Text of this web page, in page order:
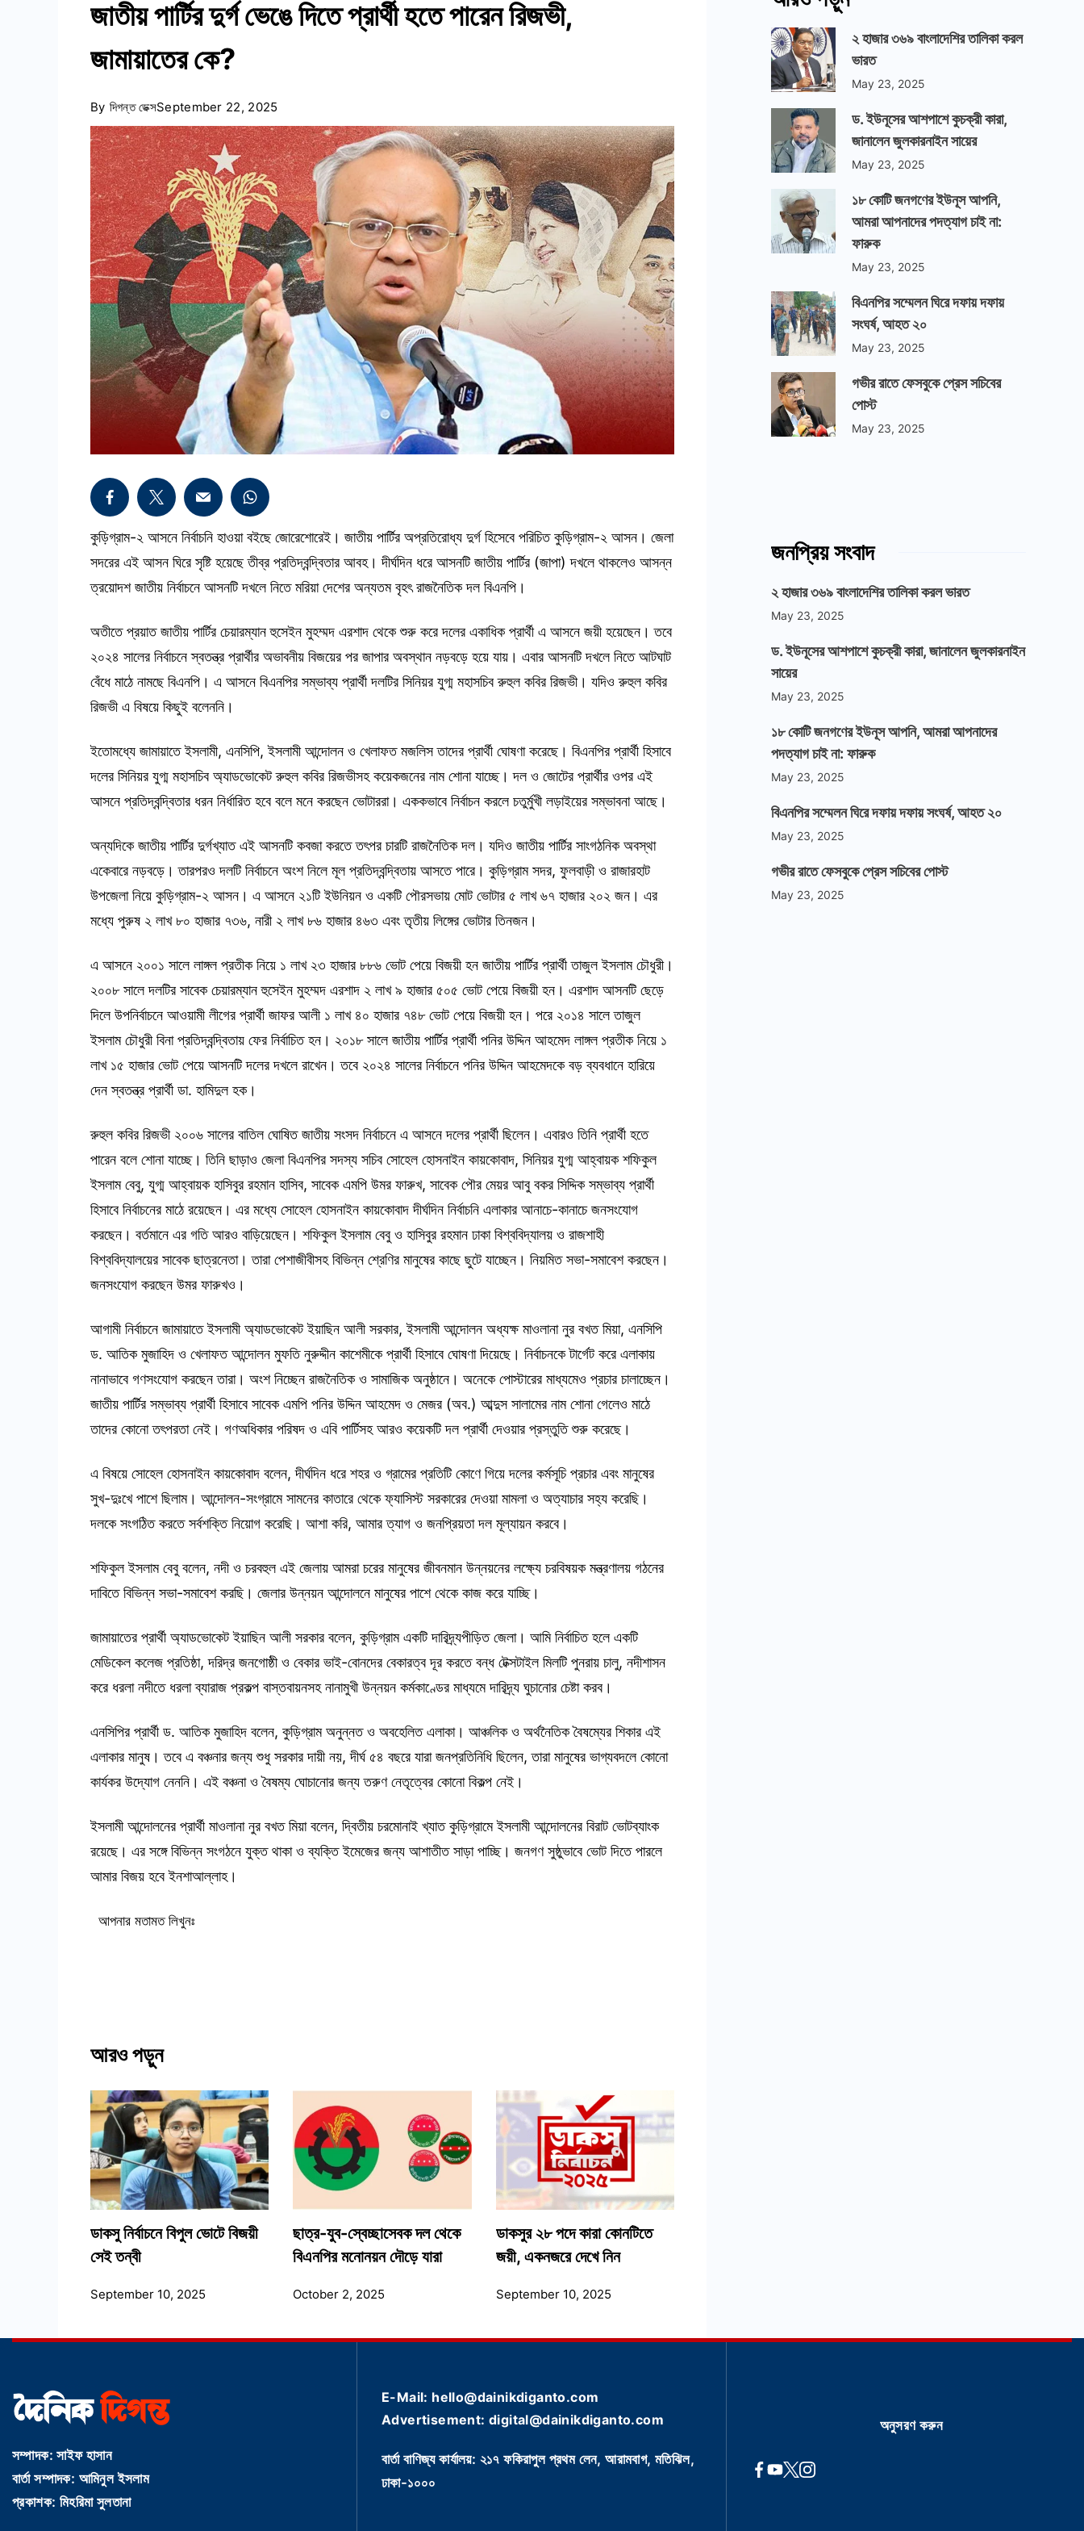
জাতীয় পার্টির দুর্গ ভেঙে দিতে প্রার্থী হতে পারেন রিজভী,
জামায়াতের কে?
By দিগন্ত ডেক্সSeptember 22, 2025
কুড়িগ্রাম-২ আসনে নির্বাচনি হাওয়া বইছে জোরেশোরেই। জাতীয় পার্টির অপ্রতিরোধ্য দুর্গ হিসেবে পরিচিত কুড়িগ্রাম-২ আসন। জেলা
সদরের এই আসন ঘিরে সৃষ্টি হয়েছে তীব্র প্রতিদ্বন্দ্বিতার আবহ। দীর্ঘদিন ধরে আসনটি জাতীয় পার্টির (জাপা) দখলে থাকলেও আসন্ন
ত্রয়োদশ জাতীয় নির্বাচনে আসনটি দখলে নিতে মরিয়া দেশের অন্যতম বৃহৎ রাজনৈতিক দল বিএনপি।
অতীতে প্রয়াত জাতীয় পার্টির চেয়ারম্যান হুসেইন মুহম্মদ এরশাদ থেকে শুরু করে দলের একাধিক প্রার্থী এ আসনে জয়ী হয়েছেন। তবে
২০২৪ সালের নির্বাচনে স্বতন্ত্র প্রার্থীর অভাবনীয় বিজয়ের পর জাপার অবস্থান নড়বড়ে হয়ে যায়। এবার আসনটি দখলে নিতে আটঘাট
বেঁধে মাঠে নামছে বিএনপি। এ আসনে বিএনপির সম্ভাব্য প্রার্থী দলটির সিনিয়র যুগ্ম মহাসচিব রুহুল কবির রিজভী। যদিও রুহুল কবির
রিজভী এ বিষয়ে কিছুই বলেননি।
ইতোমধ্যে জামায়াতে ইসলামী, এনসিপি, ইসলামী আন্দোলন ও খেলাফত মজলিস তাদের প্রার্থী ঘোষণা করেছে। বিএনপির প্রার্থী হিসাবে
দলের সিনিয়র যুগ্ম মহাসচিব অ্যাডভোকেট রুহুল কবির রিজভীসহ কয়েকজনের নাম শোনা যাচ্ছে। দল ও জোটের প্রার্থীর ওপর এই
আসনে প্রতিদ্বন্দ্বিতার ধরন নির্ধারিত হবে বলে মনে করছেন ভোটাররা। এককভাবে নির্বাচন করলে চতুর্মুখী লড়াইয়ের সম্ভাবনা আছে।
অন্যদিকে জাতীয় পার্টির দুর্গখ্যাত এই আসনটি কবজা করতে তৎপর চারটি রাজনৈতিক দল। যদিও জাতীয় পার্টির সাংগঠনিক অবস্থা
একেবারে নড়বড়ে। তারপরও দলটি নির্বাচনে অংশ নিলে মূল প্রতিদ্বন্দ্বিতায় আসতে পারে। কুড়িগ্রাম সদর, ফুলবাড়ী ও রাজারহাট
উপজেলা নিয়ে কুড়িগ্রাম-২ আসন। এ আসনে ২১টি ইউনিয়ন ও একটি পৌরসভায় মোট ভোটার ৫ লাখ ৬৭ হাজার ২০২ জন। এর
মধ্যে পুরুষ ২ লাখ ৮০ হাজার ৭৩৬, নারী ২ লাখ ৮৬ হাজার ৪৬৩ এবং তৃতীয় লিঙ্গের ভোটার তিনজন।
এ আসনে ২০০১ সালে লাঙ্গল প্রতীক নিয়ে ১ লাখ ২৩ হাজার ৮৮৬ ভোট পেয়ে বিজয়ী হন জাতীয় পার্টির প্রার্থী তাজুল ইসলাম চৌধুরী।
২০০৮ সালে দলটির সাবেক চেয়ারম্যান হুসেইন মুহম্মদ এরশাদ ২ লাখ ৯ হাজার ৫০৫ ভোট পেয়ে বিজয়ী হন। এরশাদ আসনটি ছেড়ে
দিলে উপনির্বাচনে আওয়ামী লীগের প্রার্থী জাফর আলী ১ লাখ ৪০ হাজার ৭৪৮ ভোট পেয়ে বিজয়ী হন। পরে ২০১৪ সালে তাজুল
ইসলাম চৌধুরী বিনা প্রতিদ্বন্দ্বিতায় ফের নির্বাচিত হন। ২০১৮ সালে জাতীয় পার্টির প্রার্থী পনির উদ্দিন আহমেদ লাঙ্গল প্রতীক নিয়ে ১
লাখ ১৫ হাজার ভোট পেয়ে আসনটি দলের দখলে রাখেন। তবে ২০২৪ সালের নির্বাচনে পনির উদ্দিন আহমেদকে বড় ব্যবধানে হারিয়ে
দেন স্বতন্ত্র প্রার্থী ডা. হামিদুল হক।
রুহুল কবির রিজভী ২০০৬ সালের বাতিল ঘোষিত জাতীয় সংসদ নির্বাচনে এ আসনে দলের প্রার্থী ছিলেন। এবারও তিনি প্রার্থী হতে
পারেন বলে শোনা যাচ্ছে। তিনি ছাড়াও জেলা বিএনপির সদস্য সচিব সোহেল হোসনাইন কায়কোবাদ, সিনিয়র যুগ্ম আহ্বায়ক শফিকুল
ইসলাম বেবু, যুগ্ম আহ্বায়ক হাসিবুর রহমান হাসিব, সাবেক এমপি উমর ফারুখ, সাবেক পৌর মেয়র আবু বকর সিদ্দিক সম্ভাব্য প্রার্থী
হিসাবে নির্বাচনের মাঠে রয়েছেন। এর মধ্যে সোহেল হোসনাইন কায়কোবাদ দীর্ঘদিন নির্বাচনি এলাকার আনাচে-কানাচে জনসংযোগ
করছেন। বর্তমানে এর গতি আরও বাড়িয়েছেন। শফিকুল ইসলাম বেবু ও হাসিবুর রহমান ঢাকা বিশ্ববিদ্যালয় ও রাজশাহী
বিশ্ববিদ্যালয়ের সাবেক ছাত্রনেতা। তারা পেশাজীবীসহ বিভিন্ন শ্রেণির মানুষের কাছে ছুটে যাচ্ছেন। নিয়মিত সভা-সমাবেশ করছেন।
জনসংযোগ করছেন উমর ফারুখও।
আগামী নির্বাচনে জামায়াতে ইসলামী অ্যাডভোকেট ইয়াছিন আলী সরকার, ইসলামী আন্দোলন অধ্যক্ষ মাওলানা নুর বখত মিয়া, এনসিপি
ড. আতিক মুজাহিদ ও খেলাফত আন্দোলন মুফতি নুরুদ্দীন কাশেমীকে প্রার্থী হিসাবে ঘোষণা দিয়েছে। নির্বাচনকে টার্গেট করে এলাকায়
নানাভাবে গণসংযোগ করছেন তারা। অংশ নিচ্ছেন রাজনৈতিক ও সামাজিক অনুষ্ঠানে। অনেকে পোস্টারের মাধ্যমেও প্রচার চালাচ্ছেন।
জাতীয় পার্টির সম্ভাব্য প্রার্থী হিসাবে সাবেক এমপি পনির উদ্দিন আহমেদ ও মেজর (অব.) আব্দুস সালামের নাম শোনা গেলেও মাঠে
তাদের কোনো তৎপরতা নেই। গণঅধিকার পরিষদ ও এবি পার্টিসহ আরও কয়েকটি দল প্রার্থী দেওয়ার প্রস্তুতি শুরু করেছে।
এ বিষয়ে সোহেল হোসনাইন কায়কোবাদ বলেন, দীর্ঘদিন ধরে শহর ও গ্রামের প্রতিটি কোণে গিয়ে দলের কর্মসূচি প্রচার এবং মানুষের
সুখ-দুঃখে পাশে ছিলাম। আন্দোলন-সংগ্রামে সামনের কাতারে থেকে ফ্যাসিস্ট সরকারের দেওয়া মামলা ও অত্যাচার সহ্য করেছি।
দলকে সংগঠিত করতে সর্বশক্তি নিয়োগ করেছি। আশা করি, আমার ত্যাগ ও জনপ্রিয়তা দল মূল্যায়ন করবে।
শফিকুল ইসলাম বেবু বলেন, নদী ও চরবহুল এই জেলায় আমরা চরের মানুষের জীবনমান উন্নয়নের লক্ষ্যে চরবিষয়ক মন্ত্রণালয় গঠনের
দাবিতে বিভিন্ন সভা-সমাবেশ করছি। জেলার উন্নয়ন আন্দোলনে মানুষের পাশে থেকে কাজ করে যাচ্ছি।
জামায়াতের প্রার্থী অ্যাডভোকেট ইয়াছিন আলী সরকার বলেন, কুড়িগ্রাম একটি দারিদ্র্যপীড়িত জেলা। আমি নির্বাচিত হলে একটি
মেডিকেল কলেজ প্রতিষ্ঠা, দরিদ্র জনগোষ্ঠী ও বেকার ভাই-বোনদের বেকারত্ব দূর করতে বন্ধ টেক্সটাইল মিলটি পুনরায় চালু, নদীশাসন
করে ধরলা নদীতে ধরলা ব্যারাজ প্রকল্প বাস্তবায়নসহ নানামুখী উন্নয়ন কর্মকাণ্ডের মাধ্যমে দারিদ্র্য ঘুচানোর চেষ্টা করব।
এনসিপির প্রার্থী ড. আতিক মুজাহিদ বলেন, কুড়িগ্রাম অনুন্নত ও অবহেলিত এলাকা। আঞ্চলিক ও অর্থনৈতিক বৈষম্যের শিকার এই
এলাকার মানুষ। তবে এ বঞ্চনার জন্য শুধু সরকার দায়ী নয়, দীর্ঘ ৫৪ বছরে যারা জনপ্রতিনিধি ছিলেন, তারা মানুষের ভাগ্যবদলে কোনো
কার্যকর উদ্যোগ নেননি। এই বঞ্চনা ও বৈষম্য ঘোচানোর জন্য তরুণ নেতৃত্বের কোনো বিকল্প নেই।
ইসলামী আন্দোলনের প্রার্থী মাওলানা নুর বখত মিয়া বলেন, দ্বিতীয় চরমোনাই খ্যাত কুড়িগ্রামে ইসলামী আন্দোলনের বিরাট ভোটব্যাংক
রয়েছে। এর সঙ্গে বিভিন্ন সংগঠনে যুক্ত থাকা ও ব্যক্তি ইমেজের জন্য আশাতীত সাড়া পাচ্ছি। জনগণ সুষ্ঠুভাবে ভোট দিতে পারলে
আমার বিজয় হবে ইনশাআল্লাহ।
আপনার মতামত লিখুনঃ
আরও পড়ুন
ডাকসু নির্বাচনে বিপুল ভোটে বিজয়ী
সেই তন্বী
September 10, 2025
ছাত্র-যুব-স্বেচ্ছাসেবক দল থেকে
বিএনপির মনোনয়ন দৌড়ে যারা
October 2, 2025
ডাকসুর ২৮ পদে কারা কোনটিতে
জয়ী, একনজরে দেখে নিন
September 10, 2025
২ হাজার ৩৬৯ বাংলাদেশির তালিকা করল
ভারত
May 23, 2025
ড. ইউনূসের আশপাশে কুচক্রী কারা,
জানালেন জুলকারনাইন সায়ের
May 23, 2025
১৮ কোটি জনগণের ইউনূস আপনি,
আমরা আপনাদের পদত্যাগ চাই না:
ফারুক
May 23, 2025
বিএনপির সম্মেলন ঘিরে দফায় দফায়
সংঘর্ষ, আহত ২০
May 23, 2025
গভীর রাতে ফেসবুকে প্রেস সচিবের
পোস্ট
May 23, 2025
জনপ্রিয় সংবাদ
২ হাজার ৩৬৯ বাংলাদেশির তালিকা করল ভারত
May 23, 2025
ড. ইউনূসের আশপাশে কুচক্রী কারা, জানালেন জুলকারনাইন
সায়ের
May 23, 2025
১৮ কোটি জনগণের ইউনূস আপনি, আমরা আপনাদের
পদত্যাগ চাই না: ফারুক
May 23, 2025
বিএনপির সম্মেলন ঘিরে দফায় দফায় সংঘর্ষ, আহত ২০
May 23, 2025
গভীর রাতে ফেসবুকে প্রেস সচিবের পোস্ট
May 23, 2025
সম্পাদক: সাইফ হাসান
বার্তা সম্পাদক: আমিনুল ইসলাম
প্রকাশক: মিহরিমা সুলতানা
E-Mail: hello@dainikdiganto.com
Advertisement: digital@dainikdiganto.com
বার্তা বাণিজ্য কার্যালয়: ২১৭ ফকিরাপুল প্রথম লেন, আরামবাগ, মতিঝিল,
ঢাকা-১০০০
অনুসরণ করুন